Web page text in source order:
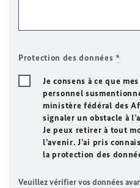
Protection des données*
Je consens à ce que
personnel
ministère fédéral des
signaler un obstacle à
Je peux retirer à tout
l’avenir. J’ai pris
la protection des
Veuillez vérifier vos données